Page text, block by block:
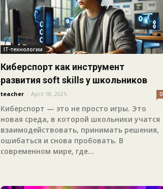
IT-технологии
Киберспорт как инструмент
развития soft skills у школьников
teacher - April 18, 2025 0
Киберспорт — это не просто игры. Это
новая среда, в которой школьники учатся
взаимодействовать, принимать решения,
ошибаться и снова пробовать. В
современном мире, где...